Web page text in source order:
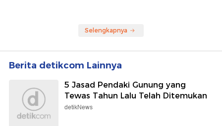
Selengkapnya
Berita detikcom Lainnya
5 Jasad Pendaki Gunung yang
Tewas Tahun Lalu Telah Ditemukan
detikNews